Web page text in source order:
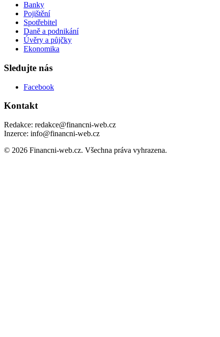
Banky
Pojištění
Spotřebitel
Daně a podnikání
Úvěry a půjčky
Ekonomika
Sledujte nás
Facebook
Kontakt
Redakce: redakce@financni-web.cz
Inzerce: info@financni-web.cz
© 2026 Financni-web.cz. Všechna práva vyhrazena.